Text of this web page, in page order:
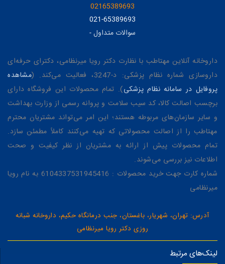
02165389693
021-65389693
سوالات متداول-
داروخانه آنلاین مهتاطب با نظارت دکتر رویا میرنظامی، دکترای حرفه‌ای
داروسازی شماره نظام پزشکی: د-3247، فعالیت می‌کند. (
مشاهده
پروفایل در سامانه نظام پزشکی). تمام محصولات این فروشگاه دارای
برچسب اصالت کالا، کد سیب سلامت و پروانه رسمی از وزارت بهداشت
و سایر سازمان‌های مربوطه هستند؛ این امر می‌تواند مشتریان محترم
مهتاطب را از اصالت محصولاتی که تهیه می‌کنند کاملاً مطمئن سازد.
تمام محصولات پیش از ارائه به مشتریان از نظر کیفیت و صحت
اطلاعات نیز بررسی می‌شوند.
شماره کارت جهت خرید محصولات : 6104337531945416 به نام رویا
میرنظامی
آدرس: تهران، شهریار، باغستان، جنب درمانگاه حکیم، داروخانه شبانه
روزی دکتر رویا میرنظامی
لینک‌های مرتبط